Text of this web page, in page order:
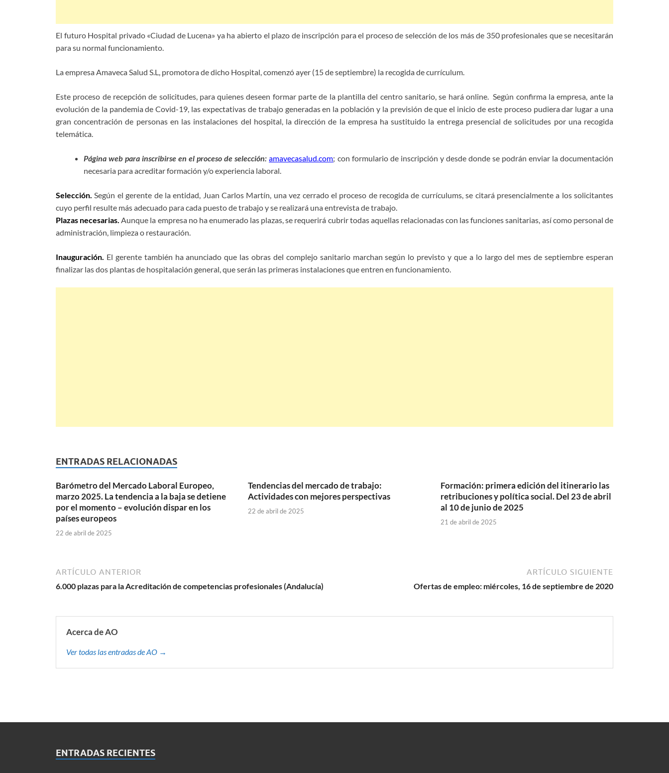
El futuro Hospital privado «Ciudad de Lucena» ya ha abierto el plazo de inscripción para el proceso de selección de los más de 350 profesionales que se necesitarán
para su normal funcionamiento.
La empresa Amaveca Salud S.L, promotora de dicho Hospital, comenzó ayer (15 de septiembre) la recogida de currículum.
Este proceso de recepción de solicitudes, para quienes deseen formar parte de la plantilla del centro sanitario, se hará online. Según confirma la empresa, ante la
evolución de la pandemia de Covid-19, las expectativas de trabajo generadas en la población y la previsión de que el inicio de este proceso pudiera dar lugar a una
gran concentración de personas en las instalaciones del hospital, la dirección de la empresa ha sustituido la entrega presencial de solicitudes por una recogida
telemática.
Página web para inscribirse en el proceso de selección: amavecasalud.com; con formulario de inscripción y desde donde se podrán enviar la documentación
necesaria para acreditar formación y/o experiencia laboral.
Selección. Según el gerente de la entidad, Juan Carlos Martín, una vez cerrado el proceso de recogida de currículums, se citará presencialmente a los solicitantes
cuyo perfil resulte más adecuado para cada puesto de trabajo y se realizará una entrevista de trabajo.
Plazas necesarias. Aunque la empresa no ha enumerado las plazas, se requerirá cubrir todas aquellas relacionadas con las funciones sanitarias, así como personal de
administración, limpieza o restauración.
Inauguración. El gerente también ha anunciado que las obras del complejo sanitario marchan según lo previsto y que a lo largo del mes de septiembre esperan
finalizar las dos plantas de hospitalación general, que serán las primeras instalaciones que entren en funcionamiento.
ENTRADAS RELACIONADAS
Barómetro del Mercado Laboral Europeo,
marzo 2025. La tendencia a la baja se detiene
por el momento – evolución dispar en los
países europeos
22 de abril de 2025
Tendencias del mercado de trabajo:
Actividades con mejores perspectivas
22 de abril de 2025
Formación: primera edición del itinerario las
retribuciones y política social. Del 23 de abril
al 10 de junio de 2025
21 de abril de 2025
ARTÍCULO ANTERIOR
6.000 plazas para la Acreditación de competencias profesionales (Andalucía)
ARTÍCULO SIGUIENTE
Ofertas de empleo: miércoles, 16 de septiembre de 2020
Acerca de AO
Ver todas las entradas de AO →
ENTRADAS RECIENTES